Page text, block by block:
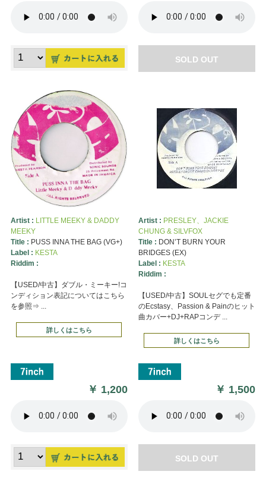
SOLD OUT
Artist : LITTLE MEEKY & DADDY
MEEKY
Title : PUSS INNA THE BAG (VG+)
Label : KESTA
Riddim :
【USED/中古】ダブル・ミーキー!コ
ンディション表記についてはこちら
を参照⇒ ...
詳しくはこちら
￥ 1,200
Artist : PRESLEY、JACKIE
CHUNG & SILVFOX
Title : DON’T BURN YOUR
BRIDGES (EX)
Label : KESTA
Riddim :
【USED/中古】SOULセグでも定番
のEcstasy、Passion & Painのヒット
曲カバー+DJ+RAPコンデ ...
詳しくはこちら
￥ 1,500
SOLD OUT